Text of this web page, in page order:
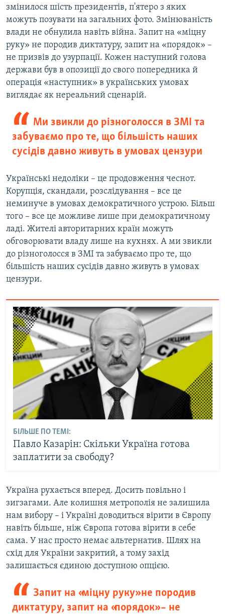
змінилося шість президентів, п'ятеро з яких
можуть позувати на загальних фото. Змінюваність
влади не обнулила навіть війна. Запит на «міцну
руку» не породив диктатуру, запит на «порядок» –
не призвів до узурпації. Кожен наступний голова
держави був в опозиції до свого попередника й
операція «наступник» в українських умовах
виглядає як нереальний сценарій.
Ми звикли до різноголосся в ЗМІ та
забуваємо про те, що більшість наших
сусідів давно живуть в умовах цензури
Українські недоліки – це продовження чеснот.
Корупція, скандали, розслідування – все це
неминуче в умовах демократичного устрою. Більш
того – все це можливе лише при демократичному
ладі. Жителі авторитарних країн можуть
обговорювати владу лише на кухнях. А ми звикли
до різноголосся в ЗМІ та забуваємо про те, що
більшість наших сусідів давно живуть в умовах
цензури.
БІЛЬШЕ ПО ТЕМІ:
Павло Казарін: Скільки Україна готова
заплатити за свободу?
Україна рухається вперед. Досить повільно і
зигзагами. Але колишня метрополія не залишила
нам вибору – і Україні доводиться вірити в Європу
навіть більше, ніж Європа готова вірити в себе
сама. У нас просто немає альтернатив. Шлях на
схід для України закритий, а тому захід
залишається єдиною доступною опцією.
Запит на «міцну руку» не породив
диктатуру, запит на «порядок» – не